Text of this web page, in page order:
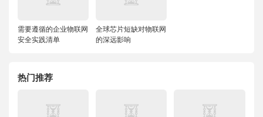
需要遵循的企业物联网
安全实践清单
全球芯片短缺对物联网
的深远影响
热门推荐